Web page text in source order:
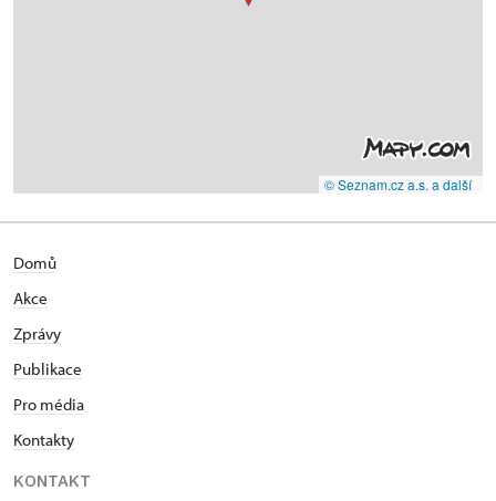
© Seznam.cz a.s. a další
Domů
Akce
Zprávy
Publikace
Pro média
Kontakty
KONTAKT